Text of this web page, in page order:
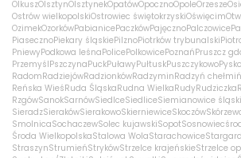
OlkuszOlsztynOlsztynekOpatówOpocznoOpoleOrzesze
Ostrów wielkopolskiOstrowiec świętokrzyskiOświęcim
OzimekOzorkówPabianicePaczkówPajęcznoPalczowice
PiasecznoPiekary śląskiePilznoPiotrków trybunalski
PniewyPodkowa leśnaPolicePolkowicePoznańPruszcz
PrzemyślPszczynaPuckPuławyPułtuskPuszczykowo
RadomRadziejówRadzionkówRadzyminRadzyń
Reńska WieśRuda ŚląskaRudna WielkaRudyRudziczka
RzgówSanokSarnówSiedlceSiedliceSiemianowice
SieradzSierakówSierakowoSkierniewiceSkoczów
SmolnicaSochaczewSolec kujawskiSopotSosnowiec
Środa WielkopolskaStalowa WolaStarachowiceStargard
StraszynStrumieńStrykówStrzelce krajeńskieStrzelce